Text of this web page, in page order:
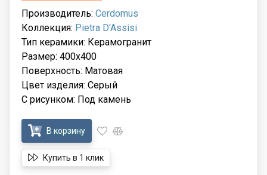
Производитель: Cerdomus
Коллекция: Pietra D'Assisi
Тип керамики: Керамогранит
Размер: 400x400
Поверхность: Матовая
Цвет изделия: Серый
С рисунком: Под камень
В корзину
Купить в 1 клик